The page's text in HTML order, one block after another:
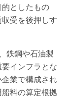
としたもの
受を後押しす
鉄鋼や石油製
インフラとな
業で構成され
料の算定根拠